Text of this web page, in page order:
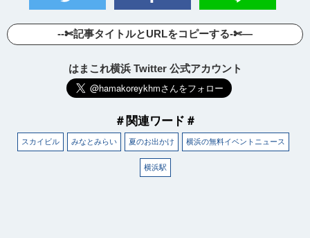
--✄記事タイトルとURLをコピーする-✄—
はまこれ横浜 Twitter 公式アカウント
＃関連ワード＃
スカイビル みなとみらい 夏のお出かけ 横浜の無料イベントニュース
横浜駅